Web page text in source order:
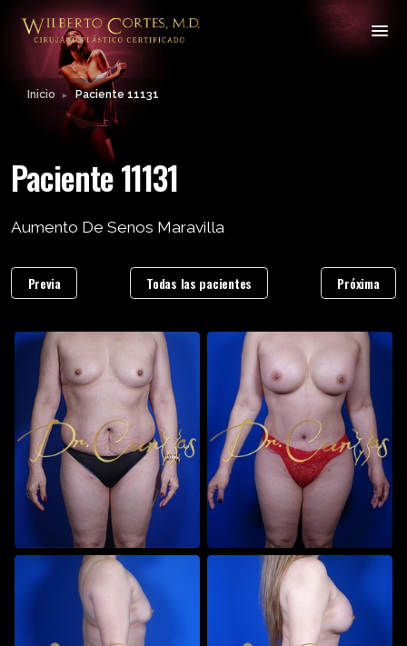
Inicio ► Paciente 11131
Paciente 11131
Aumento De Senos Maravilla
Previa Todas las pacientes Próxima